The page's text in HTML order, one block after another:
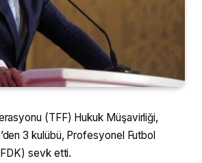
(TFF) Hukuk Müşavirliği,
3 kulübü, Profesyonel Futbol
sevk etti.